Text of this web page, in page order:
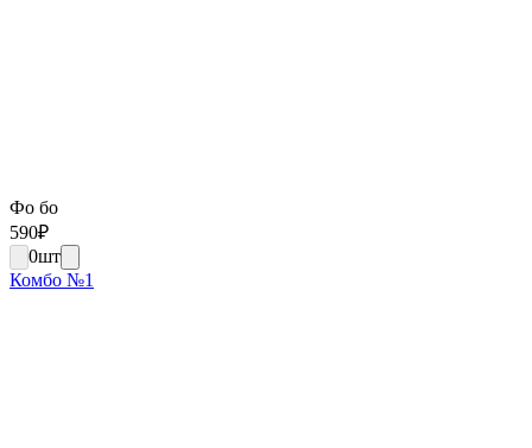
Фо бо
590₽
0шт
Комбо №1